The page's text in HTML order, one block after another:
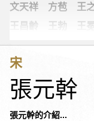
文天祥
方苞 王
王昌齡
王勃 王冕
王翰
王觀 王讜
司空圖
《左傳》
白居易
朱敦儒
朱慶餘
宋
張元幹
張元幹的介紹...